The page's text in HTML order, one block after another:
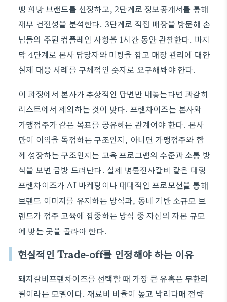
맹 희망 브랜드를 선정하고, 2단계로 정보공개서를 통해
재무 건전성을 분석한다. 3단계로 직접 매장을 방문해 손
님들의 주된 컴플레인 사항을 1시간 동안 관찰한다. 마지
막 4단계로 본사 담당자와 미팅을 잡고 매장 관리에 대한
실제 대응 사례를 구체적인 숫자로 요구해봐야 한다.
이 과정에서 본사가 추상적인 답변만 내놓는다면 과감히
리스트에서 제외하는 것이 맞다. 프랜차이즈는 본사와
가맹점주가 같은 목표를 공유하는 관계여야 한다. 본사
만이 이익을 독점하는 구조인지, 아니면 가맹점주와 함
께 성장하는 구조인지는 교육 프로그램의 수준과 소통 방
식을 보면 금방 드러난다. 실제 명륜진사갈비 같은 대형
프랜차이즈가 AI 마케팅이나 대대적인 프로모션을 통해
브랜드 이미지를 유지하는 방식과, 동네 기반 소규모 브
랜드가 점주 교육에 집중하는 방식 중 자신의 자본 규모
에 맞는 곳을 골라야 한다.
현실적인 Trade-off를 인정해야 하는 이유
돼지갈비프랜차이즈를 선택할 때 가장 큰 유혹은 무한리
필이라는 모델이다. 재료비 비율이 높고 박리다매 전략